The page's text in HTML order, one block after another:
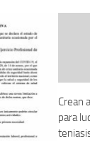
Crean
para